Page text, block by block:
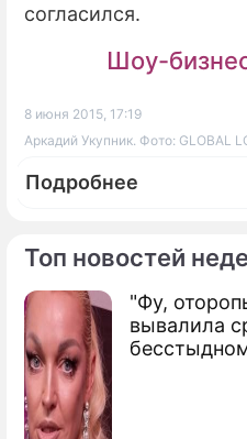
Топ новостей
"Фу,
вывалила
согласился.
Шоу-
8 июня 2015, 17:19
Аркадий Укупник. Фото: GLOBAL
Подробнее
По теме
Укупник опечалил
Вера Брежнева